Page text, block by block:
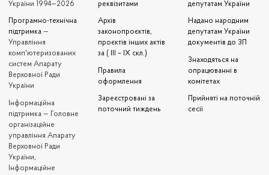
України 1994—2026
Програмно-технічна
підтримка —
Управління
комп'ютеризованих
систем Апарату
Верховної Ради
України
Iнформаційна
підтримка — Головне
організаційне
управління Апарату
Верховної Ради
України,
Інформаційне
реквізитами
Архів
законопроєктів,
проєктів інших актів
за ( III – IX скл.)
Правила
оформлення
Зареєстровані за
поточний тиждень
депутатам України
Надано народним
депутатам України
документів до ЗП
Знаходяться на
опрацюванні в
комітетах
Прийняті на поточній
сесії